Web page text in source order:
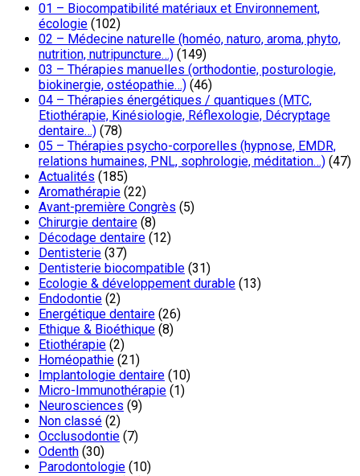
01 – Biocompatibilité matériaux et Environnement,
écologie (102)
02 – Médecine naturelle (homéo, naturo, aroma, phyto,
nutrition, nutripuncture…) (149)
03 – Thérapies manuelles (orthodontie, posturologie,
biokinergie, ostéopathie…) (46)
04 – Thérapies énergétiques / quantiques (MTC,
Etiothérapie, Kinésiologie, Réflexologie, Décryptage
dentaire…) (78)
05 – Thérapies psycho-corporelles (hypnose, EMDR,
relations humaines, PNL, sophrologie, méditation…) (47)
Actualités (185)
Aromathérapie (22)
Avant-première Congrès (5)
Chirurgie dentaire (8)
Décodage dentaire (12)
Dentisterie (37)
Dentisterie biocompatible (31)
Ecologie & développement durable (13)
Endodontie (2)
Energétique dentaire (26)
Ethique & Bioéthique (8)
Etiothérapie (2)
Homéopathie (21)
Implantologie dentaire (10)
Micro-Immunothérapie (1)
Neurosciences (9)
Non classé (2)
Occlusodontie (7)
Odenth (30)
Parodontologie (10)